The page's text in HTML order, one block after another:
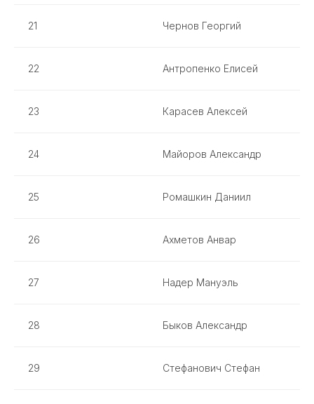
21 Чернов Георгий
22 Антропенко Елисей
23 Карасев Алексей
24 Майоров Александр
25 Ромашкин Даниил
26 Ахметов Анвар
27 Надер Мануэль
28 Быков Александр
29 Стефанович Стефан